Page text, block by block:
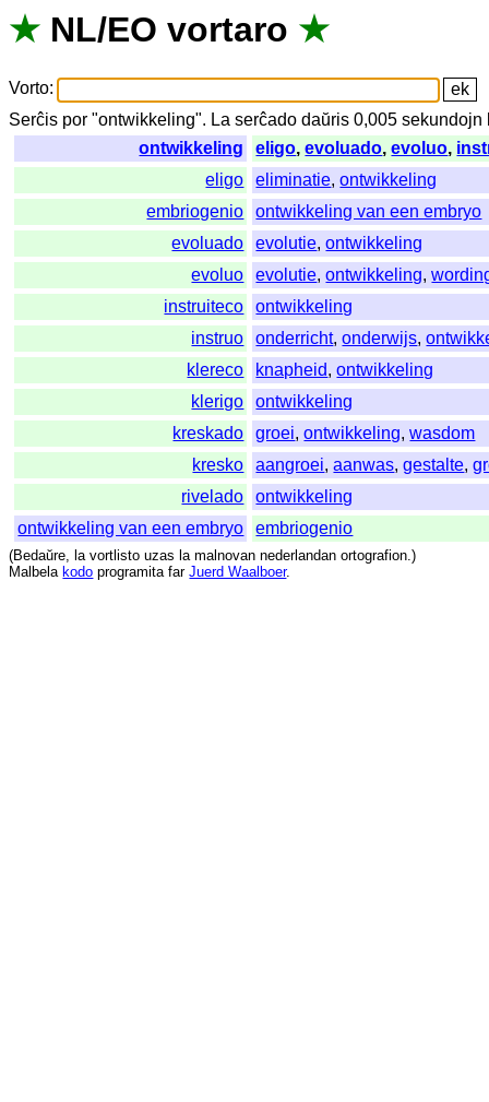
★ NL/EO vortaro ★
Vorto:
Serĉis por "ontwikkeling". La serĉado daŭris 0,005sekundojn
ontwikkeling
eligo,evoluado,evoluo,
eligo
eliminatie,ontwikkeling
embriogenio
ontwikkeling van een embryo
evoluado
evolutie,ontwikkeling
evoluo
evolutie,ontwikkeling,
instruiteco
ontwikkeling
instruo
onderricht,onderwijs,
klereco
knapheid,ontwikkeling
klerigo
ontwikkeling
kreskado
groei,ontwikkeling,wasdom
kresko
aangroei,aanwas,gestalte,
rivelado
ontwikkeling
ontwikkeling van een embryo
embriogenio
(Bedaŭre, la vortlisto uzas la malnovan nederlandan ortografion.)
Malbela kodo programita far Juerd Waalboer.